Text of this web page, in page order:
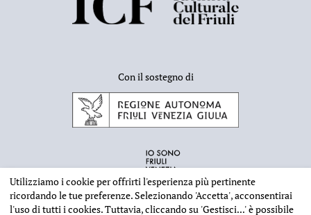
Con il sostegno di
Utilizziamo i cookie per offrirti l'esperienza più pertinente
ricordando le tue preferenze. Selezionando 'Accetta', acconsentirai
l'uso di tutti i cookies. Tuttavia, cliccando su 'Gestisci...'è possibile